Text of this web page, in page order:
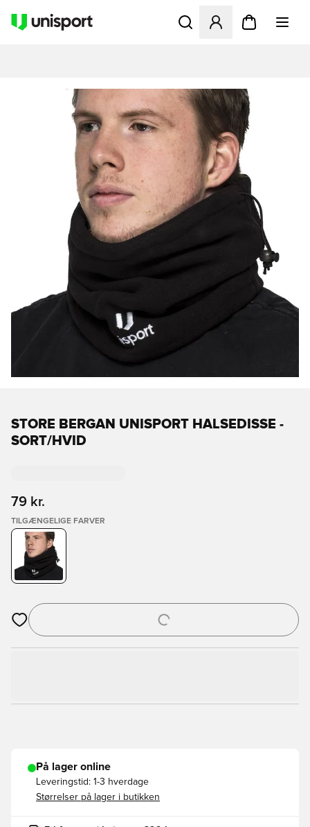
Åbner en Modal til at
STORE BERGAN UNISPORT HALSEDISSE -
SORT/HVID
79 kr.
TILGÆNGELIGE FARVER
Åbner en Modal til at logge ind eller tilmelde dig som medlem
På lager online
Leveringstid: 1-3 hverdage
Størrelser på lager i butikken